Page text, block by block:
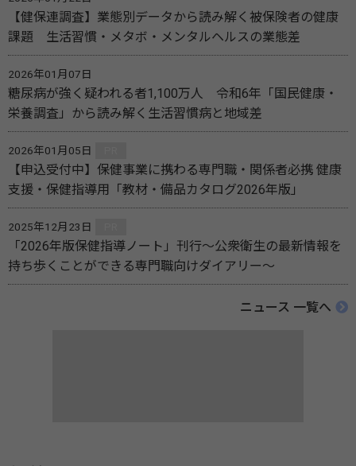
【健保連調査】業態別データから読み解く被保険者の健康
課題 生活習慣・メタボ・メンタルヘルスの業態差
2026年01月07日
糖尿病が強く疑われる者1,100万人 令和6年「国民健康・
栄養調査」から読み解く生活習慣病と地域差
2026年01月05日
【申込受付中】保健事業に携わる専門職・関係者必携 健康
支援・保健指導用「教材・備品カタログ2026年版」
2025年12月23日
「2026年版保健指導ノート」刊行～公衆衛生の最新情報を
持ち歩くことができる専門職向けダイアリー～
ニュース 一覧へ